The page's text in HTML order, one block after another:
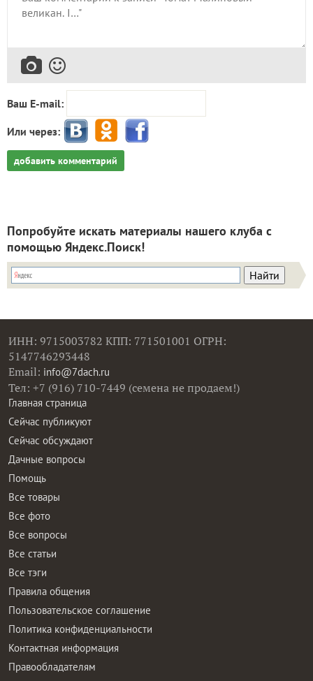
Ваш E-mail:
Или через:
добавить комментарий
Попробуйте искать материалы нашего клуба с
помощью Яндекс.Поиск!
ИНН: 9715003782 КПП: 771501001 ОГРН:
5147746293448
Email: info@7dach.ru
Тел: +7 (916) 710-7449 (семена не продаем!)
Главная страница
Сейчас публикуют
Сейчас обсуждают
Дачные вопросы
Помощь
Все товары
Все фото
Все вопросы
Все статьи
Все тэги
Правила общения
Пользовательское соглашение
Политика конфиденциальности
Контактная информация
Правообладателям